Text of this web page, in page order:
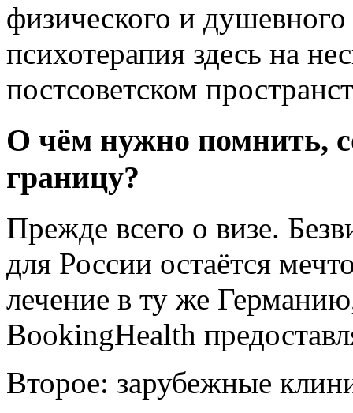
физического и
психотерапия здесь на
постсоветском
О чём нужно помнить,
границу?
Прежде всего о визе.
для России остаётся
лечение в ту же
BookingHealth
Второе: зарубежные